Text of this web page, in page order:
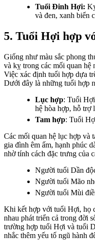
Tuổi Đinh Hợi:
và đen, xanh biển
5. Tuổi Hợi hợp
Giống như màu sắc phong
và kỵ trong các mối quan hệ
Việc xác định tuổi hợp dựa
Dưới đây là những tuổi hợp
Lục hợp: Tuổi
hệ hòa hợp, hỗ trợ
Tam hợp: Tuổi
Các mối quan hệ lục hợp và
gia đình êm ấm, hạnh phúc
nhờ tính cách đặc trưng của
Người tuổi Dần
Người tuổi Mão
Người tuổi Mùi
Khi kết hợp với tuổi Hợi, họ
nhau phát triển cả trong đời
trường hợp tuổi Hợi và tuổi
nhắc thêm yếu tố ngũ hành